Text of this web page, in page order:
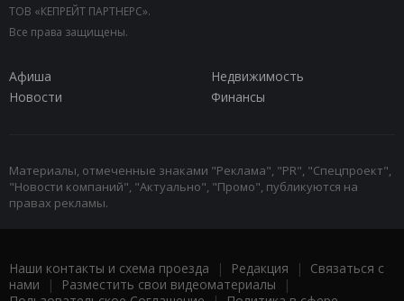
ТОВ «КЕПРЕЙТ ПАРТНЕРС».
Все права защищены.
Афиша
Недвижимость
Новости
Финансы
Материалы, отмеченные знаками "Реклама", "PR", "Спецпроект",
"Новости компаний", "Актуально", "Промо", публикуются на
правах рекламы.
Наши контакты и схема проезда | Редакция | Связаться с
нами | Разместить свои видеоматериалы |